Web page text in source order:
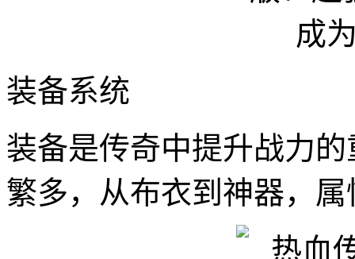
装备系统
装备是传奇中提升战力
繁多，从布衣到神器，